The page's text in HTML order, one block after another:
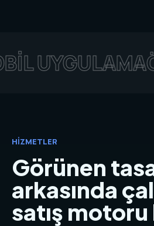
ÖZEL
HIZMETLER
Görünen
arkasında
satış motoru